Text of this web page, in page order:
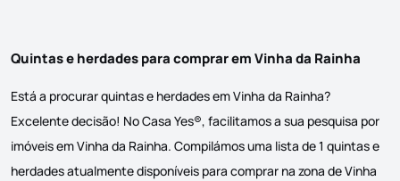
Quintas e herdades para comprar em Vinha da Rainha
Está a procurar quintas e herdades em Vinha da Rainha?
Excelente decisão! No Casa Yes®, facilitamos a sua pesquisa por
imóveis em Vinha da Rainha. Compilámos uma lista de 1 quintas e
herdades atualmente disponíveis para comprar na zona de Vinha